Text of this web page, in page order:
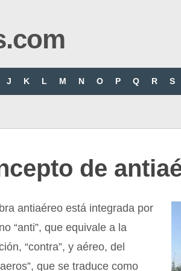
J K L M N O P Q R S
de
antiaéreo está integrada por
“anti”, que equivale a la
“contra”, y aéreo, del
que se traduce como